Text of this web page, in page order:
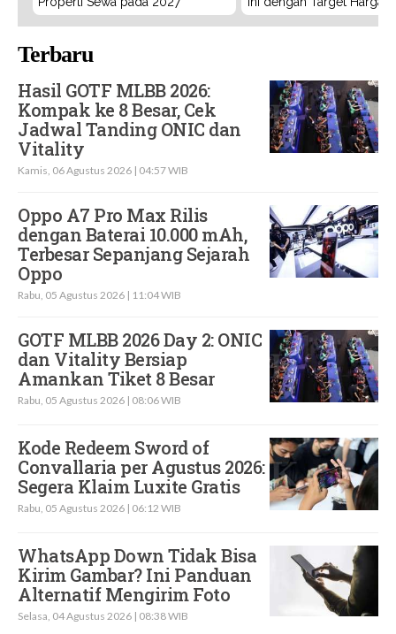
Terbaru
Hasil GOTF MLBB 2026:
Kompak ke 8 Besar, Cek
Jadwal Tanding ONIC dan
Vitality
Kamis, 06 Agustus 2026 | 04:57 WIB
Oppo A7 Pro Max Rilis
dengan Baterai 10.000 mAh,
Terbesar Sepanjang Sejarah
Oppo
Rabu, 05 Agustus 2026 | 11:04 WIB
GOTF MLBB 2026 Day 2: ONIC
dan Vitality Bersiap
Amankan Tiket 8 Besar
Rabu, 05 Agustus 2026 | 08:06 WIB
Kode Redeem Sword of
Convallaria per Agustus 2026:
Segera Klaim Luxite Gratis
Rabu, 05 Agustus 2026 | 06:12 WIB
WhatsApp Down Tidak Bisa
Kirim Gambar? Ini Panduan
Alternatif Mengirim Foto
Selasa, 04 Agustus 2026 | 08:38 WIB